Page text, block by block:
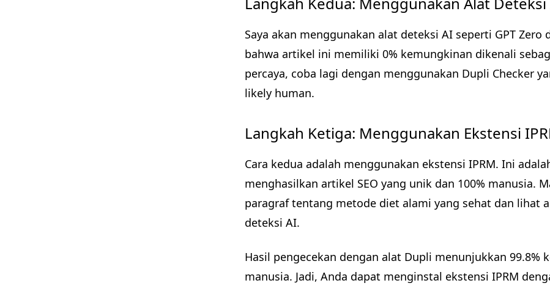
Saya akan menggunakan alat deteksi AI seperti GPT
bahwa artikel ini memiliki 0% kemungkinan dikenali
percaya, coba lagi dengan menggunakan Dupli Checker
likely human.
Langkah Ketiga: Menggunakan Ekstensi
Cara kedua adalah menggunakan ekstensi IPRM. Ini
menghasilkan artikel SEO yang unik dan 100% manusia.
paragraf tentang metode diet alami yang sehat dan lihat
deteksi AI.
Hasil pengecekan dengan alat Dupli menunjukkan
manusia. Jadi, Anda dapat menginstal ekstensi IPRM